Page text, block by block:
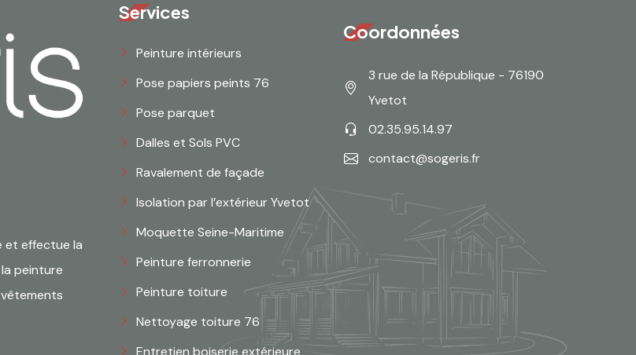
et effectue la
peinture
Services
Peinture intérieurs
Pose papiers peints 76
Pose parquet
Dalles et Sols PVC
Ravalement de façade
Isolation par l’extérieur Yvetot
Moquette Seine-Maritime
Peinture ferronnerie
Peinture toiture
Nettoyage toiture 76
Entretien boiserie extérieure
Coordonnées
3 rue de la République - 76190
Yvetot
02.35.95.14.97
contact@sogeris.fr